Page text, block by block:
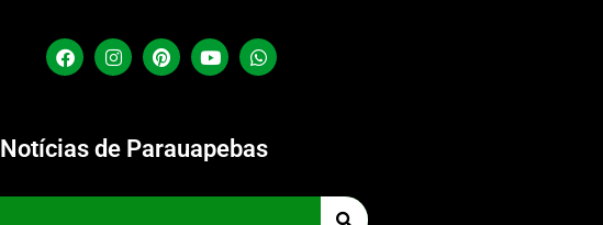
Notícias de Parauapebas